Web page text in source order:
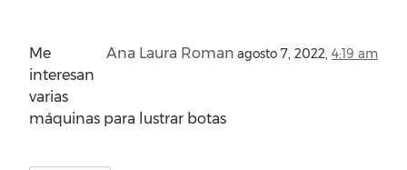
Ana Laura Roman agosto 7, 2022, 4:19 am
Me
interesan
varias
máquinas para lustrar botas